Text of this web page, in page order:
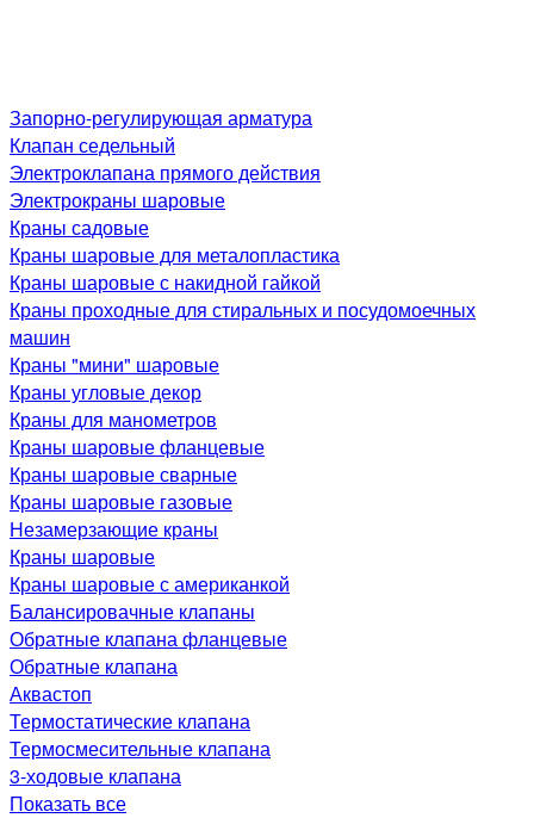
Запорно-регулирующая арматура
Клапан седельный
Электроклапана прямого действия
Электрокраны шаровые
Краны садовые
Краны шаровые для металопластика
Краны шаровые с накидной гайкой
Краны проходные для стиральных и посудомоечных
машин
Краны "мини" шаровые
Краны угловые декор
Краны для манометров
Краны шаровые фланцевые
Краны шаровые сварные
Краны шаровые газовые
Незамерзающие краны
Краны шаровые
Краны шаровые с американкой
Балансировачные клапаны
Обратные клапана фланцевые
Обратные клапана
Аквастоп
Термостатические клапана
Термосмесительные клапана
3-ходовые клапана
Показать все